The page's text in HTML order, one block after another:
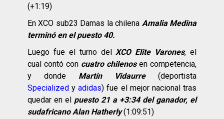
(+1:19)
En XCO sub23 Damas la chilena Amalia Medina
terminó en el puesto 40.
Luego fue el turno delXCO Elite Varones, el
cual contó con cuatro chilenosen competencia,
y donde Martín Vidaurre(deportista
Specialized yadidas) fue el mejor nacional tras
quedar en el puesto 21 a +3:34 del ganador, el
sudafricano Alan Hatherly(1:09:51)